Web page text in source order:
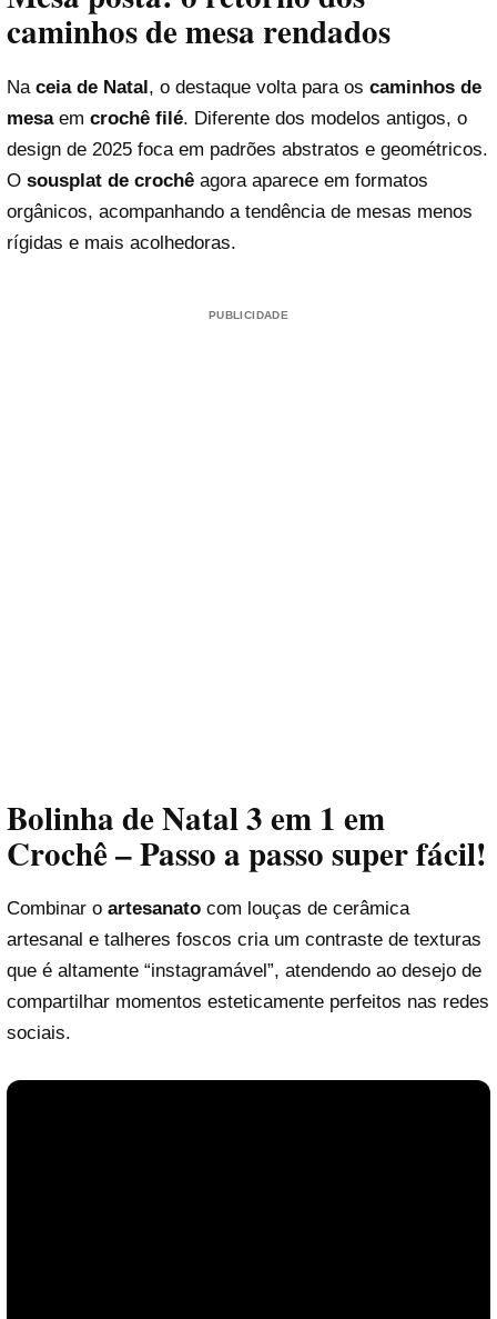
caminhos de mesa rendados
Na ceia de Natal, o destaque volta para os caminhos de
mesaem crochê filé. Diferente dos modelos antigos, o
design de 2025 foca em padrões abstratos e geométricos.
O sousplat de crochê agora aparece em formatos
orgânicos, acompanhando a tendência de mesas menos
rígidas e mais acolhedoras.
PUBLICIDADE
Bolinha de Natal 3 em 1 em
Crochê – Passo a passo super fácil!
Combinar o artesanato com louças de cerâmica
artesanal e talheres foscos cria um contraste de texturas
que é altamente “instagramável”, atendendo ao desejo de
compartilhar momentos esteticamente perfeitos nas redes
sociais.